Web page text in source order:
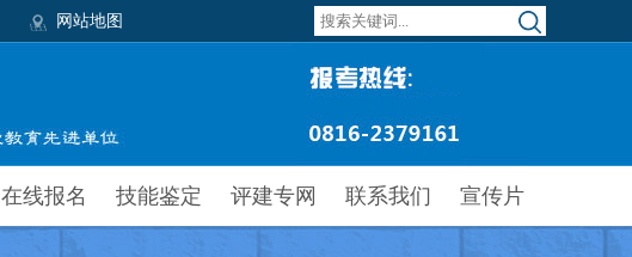
网站地图
在线报名 技能鉴定 评建专网 联系我们 宣传片